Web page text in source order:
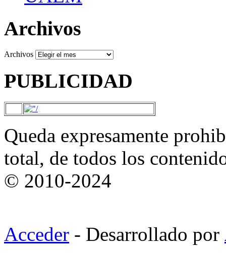
Archivos
Archivos
PUBLICIDAD
Queda expresamente
total, de todos los
© 2010-2024
Acceder - Desarrollado por